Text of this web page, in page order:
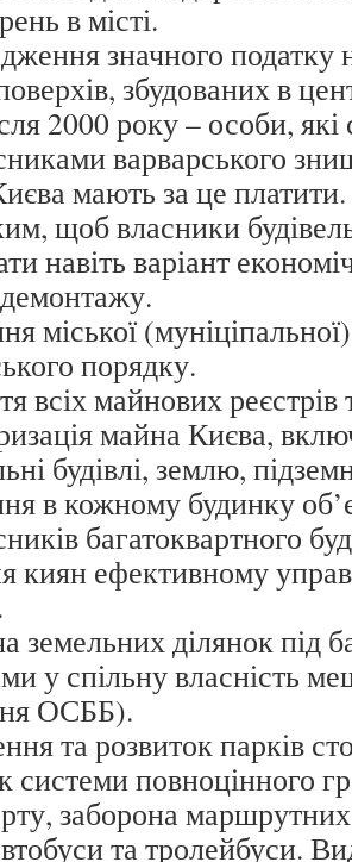
в місті.
значного податку
збудованих в
2000 року – особи, які
варварського
мають за це платити.
щоб власники
навіть варіант
міської
порядку.
всіх майнових реєстрів
майна Києва,
будівлі, землю,
в кожному будинку
багатоквартного
киян ефективному
земельних ділянок під
у спільну власність
ОСББ).
та розвиток парків
системи повноцінного
заборона маршрутних
та тролейбуси.